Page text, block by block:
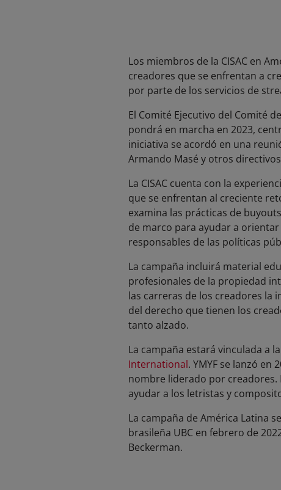
Los miembros de la CISAC en
creadores que se enfrentan a
por parte de los servicios de
El Comité Ejecutivo del Comité
pondrá en marcha en 2023,
iniciativa se acordó en una
Armando Masé y otros
La CISAC cuenta con la
que se enfrentan al creciente
examina las prácticas de
de marco para ayudar a
responsables de las políticas
La campaña incluirá material
profesionales de la propiedad
las carreras de los creadores la
del derecho que tienen los
tanto alzado.
La campaña estará vinculada a
International. YMYF se lanzó
nombre liderado por creadores.
ayudar a los letristas y
La campaña de América Latina
brasileña UBC en febrero de
Beckerman.